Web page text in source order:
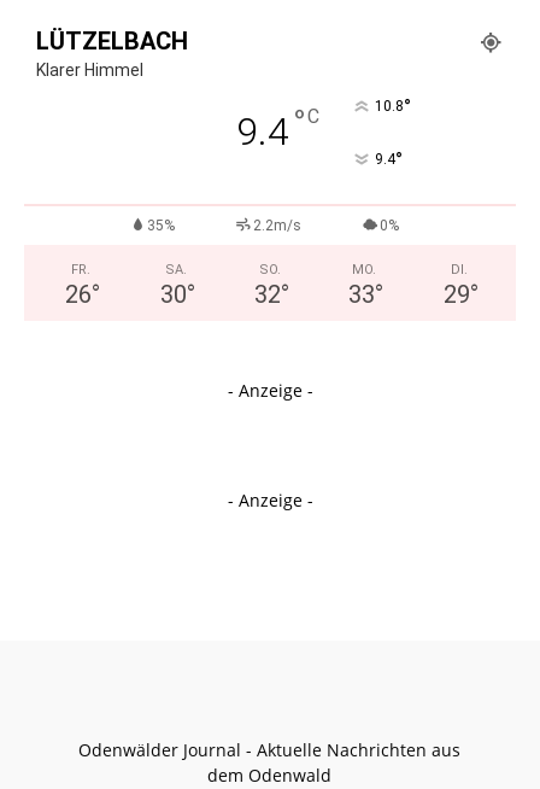
LÜTZELBACH
Klarer Himmel
9.4°C 10.8°
9.4°
35% 2.2m/s 0%
FR.
26°
SA.
30°
SO.
32°
MO.
33°
DI.
29°
- Anzeige -
- Anzeige -
Odenwälder Journal - Aktuelle Nachrichten aus
dem Odenwald